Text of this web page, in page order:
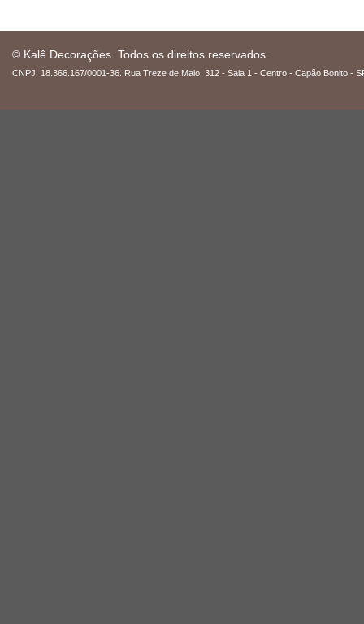
© Kalê Decorações. Todos os direitos reservados.
CNPJ: 18.366.167/0001-36. Rua Treze de Maio, 312 - Sala 1 - Centro - Capão Bonito -